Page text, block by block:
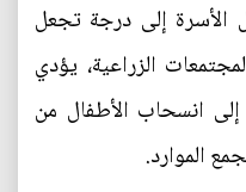
الأسرة إلى درجة تجعل
الزراعية، يؤدي
انسحاب الأطفال من
الموارد.